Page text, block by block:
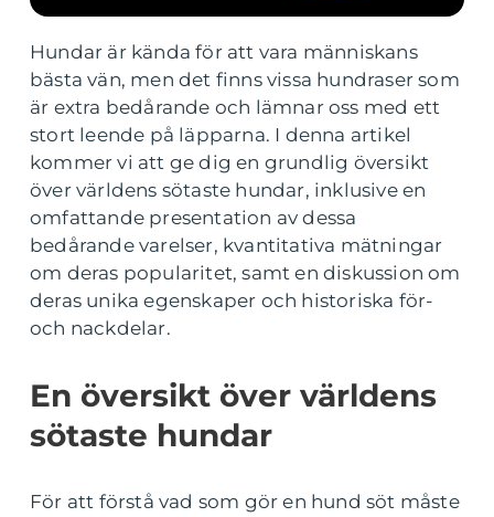
Hundar är kända för att vara människans
bästa vän, men det finns vissa hundraser som
är extra bedårande och lämnar oss med ett
stort leende på läpparna. I denna artikel
kommer vi att ge dig en grundlig översikt
över världens sötaste hundar, inklusive en
omfattande presentation av dessa
bedårande varelser, kvantitativa mätningar
om deras popularitet, samt en diskussion om
deras unika egenskaper och historiska för-
och nackdelar.
En översikt över världens
sötaste hundar
För att förstå vad som gör en hund söt måste